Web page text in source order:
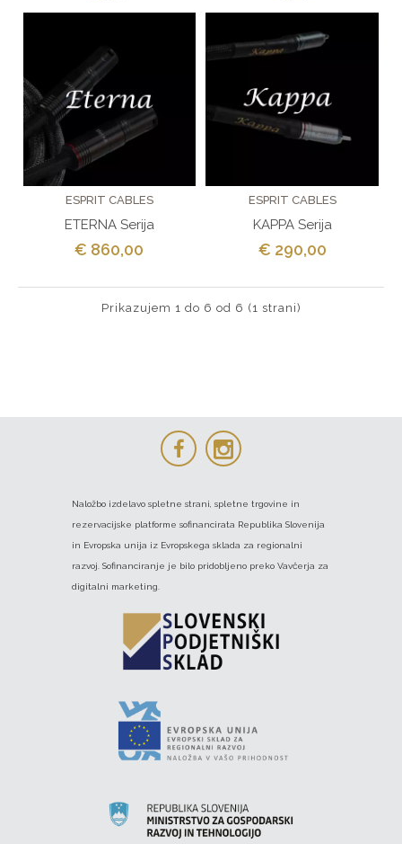
ESPRIT CABLES
ETERNA Serija
€ 860,00
ESPRIT CABLES
KAPPA Serija
€ 290,00
Prikazujem 1 do 6 od 6 (1 strani)
Naložbo izdelavo spletne strani, spletne trgovine in
rezervacijske platforme sofinancirata Republika Slovenija
in Evropska unija iz Evropskega sklada za regionalni
razvoj. Sofinanciranje je bilo pridobljeno preko Vavčerja za
digitalni marketing.